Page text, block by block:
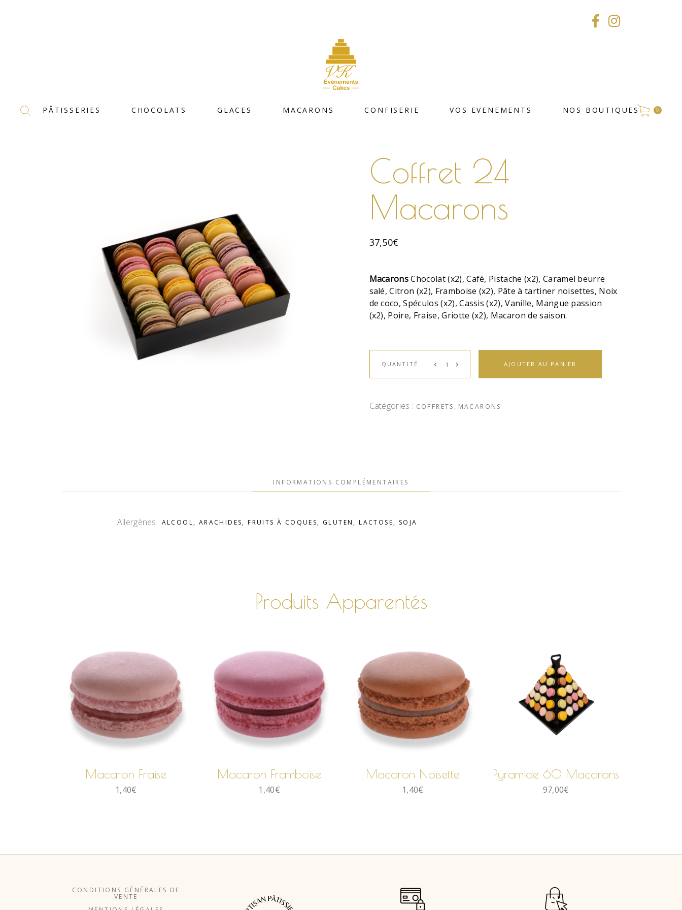
PÂTISSERIES CHOCOLATS GLACES MACARONS CONFISERIE VOS EVENEMENTS NOS BOUTIQUES 0
Coffret 24
Macarons
37,50€
MacaronsChocolat (x2), Café, Pistache (x2), Caramel beurre
salé, Citron (x2), Framboise (x2), Pâte à tartiner noisettes, Noix
de coco, Spéculos (x2), Cassis (x2), Vanille, Mangue passion
(x2), Poire, Fraise, Griotte (x2), Macaron de saison.
QUANTITÉ AJOUTER AU PANIER
Catégories : COFFRETS , MACARONS
INFORMATIONS COMPLÉMENTAIRES
Allergènes ALCOOL, ARACHIDES, FRUITS À COQUES, GLUTEN, LACTOSE, SOJA
Produits Apparentés
AJOUTER AU
Macaron Fraise
1,40€
AJOUTER AU
PANIER
Macaron Framboise
1,40€
AJOUTER AU
Macaron Noisette
1,40€
AJOUTER AU
Pyramide 60 Macarons
97,00€
CONDITIONS GÉNÉRALES DE
VENTE